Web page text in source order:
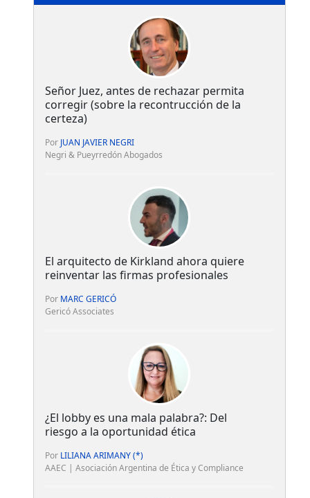
Señor Juez, antes de rechazar permita
corregir (sobre la recontrucción de la
certeza)
Por JUAN JAVIER NEGRI
Negri & Pueyrredón Abogados
El arquitecto de Kirkland ahora quiere
reinventar las firmas profesionales
Por MARC GERICÓ
Gericó Associates
¿El lobby es una mala palabra?: Del
riesgo a la oportunidad ética
Por LILIANA ARIMANY (*)
AAEC | Asociación Argentina de Ética y Compliance